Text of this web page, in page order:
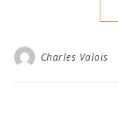
Charles Valois